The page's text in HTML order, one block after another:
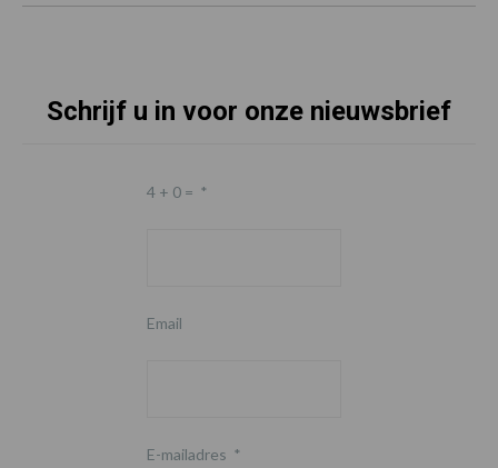
Schrijf u in voor onze nieuwsbrief
4 + 0 = *
Email
E-mailadres *